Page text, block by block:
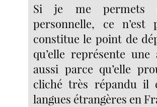
Si je me permets
personnelle, ce n’est
constitue le point de
qu’elle représente
aussi parce qu’elle
cliché très répandu il
langues étrangères en